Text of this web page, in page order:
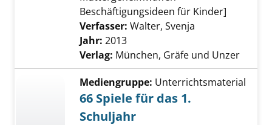
Beschäftigungsideen für Kinder]
Verfasser: Walter, Svenja
Jahr: 2013
Verlag: München, Gräfe und Unzer
Mediengruppe: Unterrichtsmaterial
66 Spiele für das 1.
Schuljahr